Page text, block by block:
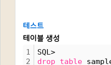
테스트
테이블 생성
1
2
SQL>
drop
table